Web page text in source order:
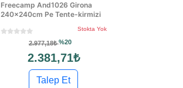
Freecamp And1026 Girona
240x240cm Pe Tente-kirmizi
Stokta Yok
2.977,18₺%20
2.381,71₺
Talep Et